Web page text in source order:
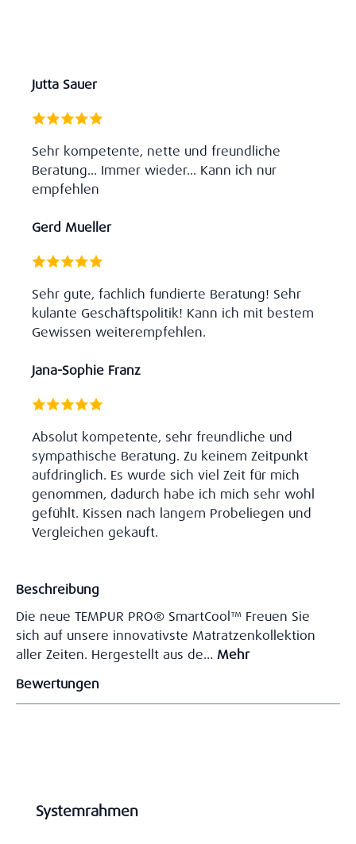
Jutta Sauer
Sehr kompetente, nette und freundliche
Beratung... Immer wieder... Kann ich nur
empfehlen
Gerd Mueller
Sehr gute, fachlich fundierte Beratung! Sehr
kulante Geschäftspolitik! Kann ich mit bestem
Gewissen weiterempfehlen.
Jana-Sophie Franz
Absolut kompetente, sehr freundliche und
sympathische Beratung. Zu keinem Zeitpunkt
aufdringlich. Es wurde sich viel Zeit für mich
genommen, dadurch habe ich mich sehr wohl
gefühlt. Kissen nach langem Probeliegen und
Vergleichen gekauft.
Beschreibung
Die neue TEMPUR PRO® SmartCool™ Freuen Sie
sich auf unsere innovativste Matratzenkollektion
aller Zeiten. Hergestellt aus de… Mehr
Bewertungen
Produktgalerie überspringen
Systemrahmen